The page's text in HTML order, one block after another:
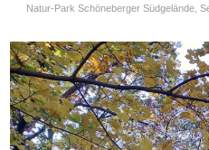
Natur-Park Schöneberger Südgelände